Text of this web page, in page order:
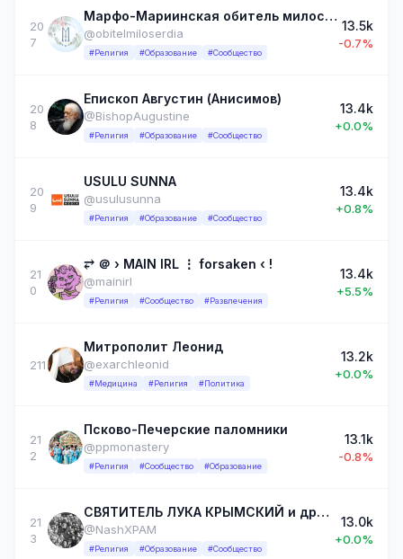
20
7
Марфо-Мариинская обитель милосердия
@obitelmiloserdia
#Религия #Образование #Сообщество
13.5k
-0.7%
20
8
Епископ Августин (Анисимов)
@BishopAugustine
#Религия #Образование #Сообщество
13.4k
+0.0%
20
9
USULU SUNNA
@usulusunna
#Религия #Образование #Сообщество
13.4k
+0.8%
21
0
⥂ ＠ › MAIN IRL ⋮ forsaken ‹ !
@mainirl
#Религия #Сообщество #Развлечения
13.4k
+5.5%
211
Митрополит Леонид
@exarchleonid
#Медицина #Религия #Политика
13.2k
+0.0%
21
2
Псково-Печерские паломники
@ppmonastery
#Религия #Сообщество #Образование
13.1k
-0.8%
21
3
СВЯТИТЕЛЬ ЛУКА КРЫМСКИЙ и другие святыни
@NashXPAM
#Религия #Образование #Сообщество
13.0k
+0.0%